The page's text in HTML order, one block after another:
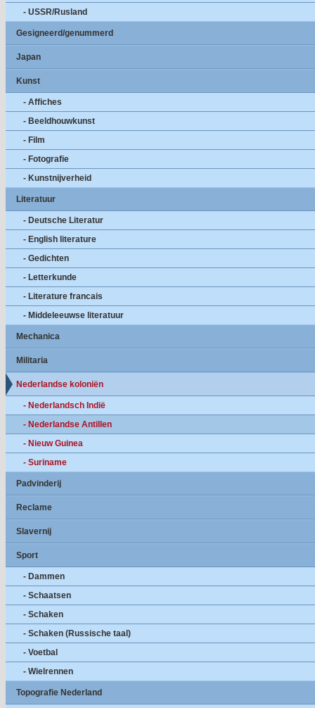
- USSR/Rusland
Gesigneerd/genummerd
Japan
Kunst
- Affiches
- Beeldhouwkunst
- Film
- Fotografie
- Kunstnijverheid
Literatuur
- Deutsche Literatur
- English literature
- Gedichten
- Letterkunde
- Literature francais
- Middeleeuwse literatuur
Mechanica
Militaria
Nederlandse koloniën
- Nederlandsch Indië
- Nederlandse Antillen
- Nieuw Guinea
- Suriname
Padvinderij
Reclame
Slavernij
Sport
- Dammen
- Schaatsen
- Schaken
- Schaken (Russische taal)
- Voetbal
- Wielrennen
Topografie Nederland